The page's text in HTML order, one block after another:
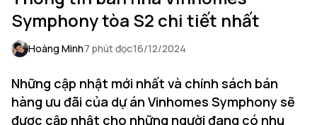
Symphony tòa S2 chi tiết nhất
Hoàng Minh7 phút đọc16/12/2024
Những cập nhật mới nhất và chính sách bán
hàng ưu đãi của dự án Vinhomes Symphony sẽ
được cập nhật cho những người đang có nhu